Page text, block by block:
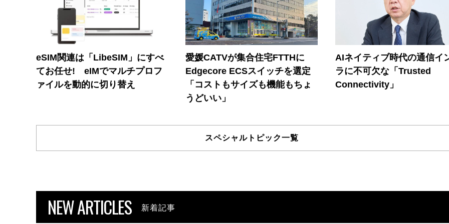
eSIM関連は「LibeSIM」にすべ
てお任せ! eIMでマルチプロフ
ァイルを動的に切り替え
愛媛CATVが集合住宅FTTHに
Edgecore ECSスイッチを選定
「コストもサイズも機能もちょ
うどいい」
AIネイティブ時代の通信イ
ラに不可欠な「Trusted
Connectivity」
スペシャルトピック一覧
NEW ARTICLES 新着記事